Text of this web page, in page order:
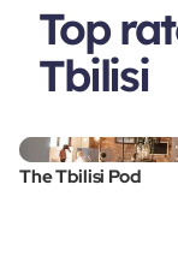
Top
Tbilisi
The Tbilisi Pod